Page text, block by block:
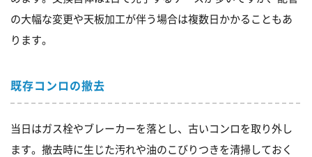
の大幅な変更や天板加工が伴う場合は複数日かかることもあ
ります。
既存コンロの撤去
当日はガス栓やブレーカーを落とし、古いコンロを取り外し
ます。撤去時に生じた汚れや油のこびりつきを清掃しておく